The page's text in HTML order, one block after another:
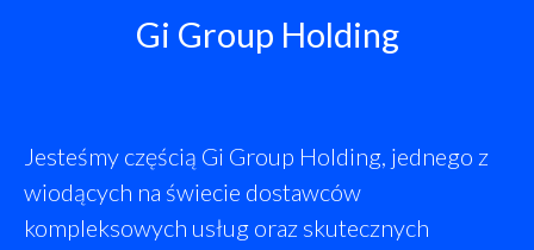
Gi Group Holding
Jesteśmy częścią Gi Group Holding, jednego z
wiodących na świecie dostawców
kompleksowych usług oraz skutecznych